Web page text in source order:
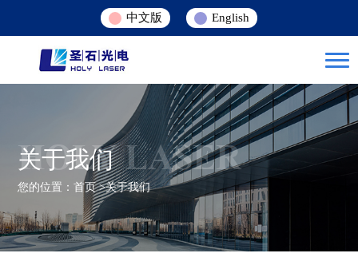
中文版 English
HOLY LASER
关于我们
您的位置：首页>关于我们